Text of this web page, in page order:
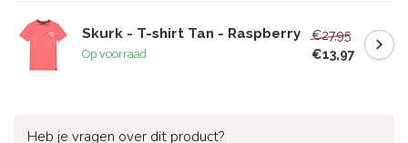
Skurk - T-shirt Tan - Raspberry
Op voorraad
€27,95
€13,97
Heb je vragen over dit product?